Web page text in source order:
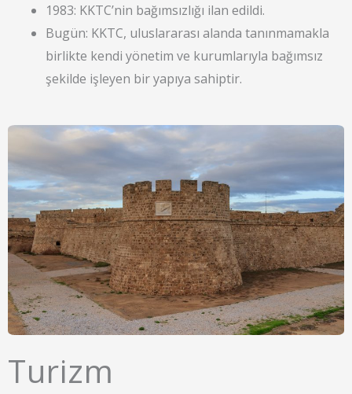
1983: KKTC’nin bağımsızlığı ilan edildi.
Bugün: KKTC, uluslararası alanda tanınmamakla
birlikte kendi yönetim ve kurumlarıyla bağımsız
şekilde işleyen bir yapıya sahiptir.
Turizm